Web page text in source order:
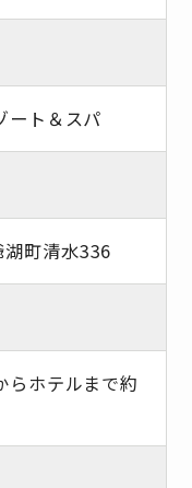
ート＆スパ
町清水336
らホテルまで約